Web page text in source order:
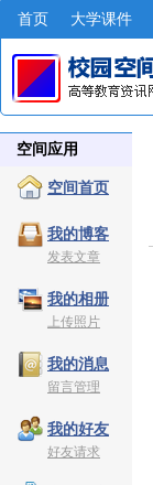
首页 大学课件
空间应用
空间首页
我的博客
发表文章
我的相册
上传照片
我的消息
留言管理
我的好友
好友请求